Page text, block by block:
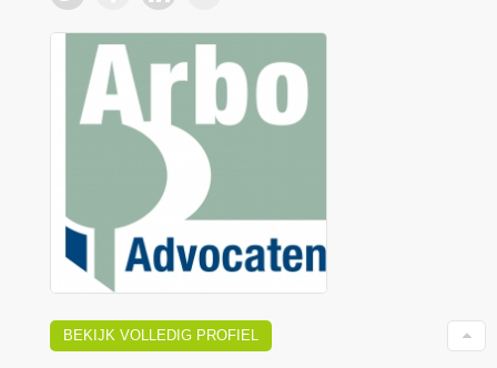
BEKIJK VOLLEDIG PROFIEL